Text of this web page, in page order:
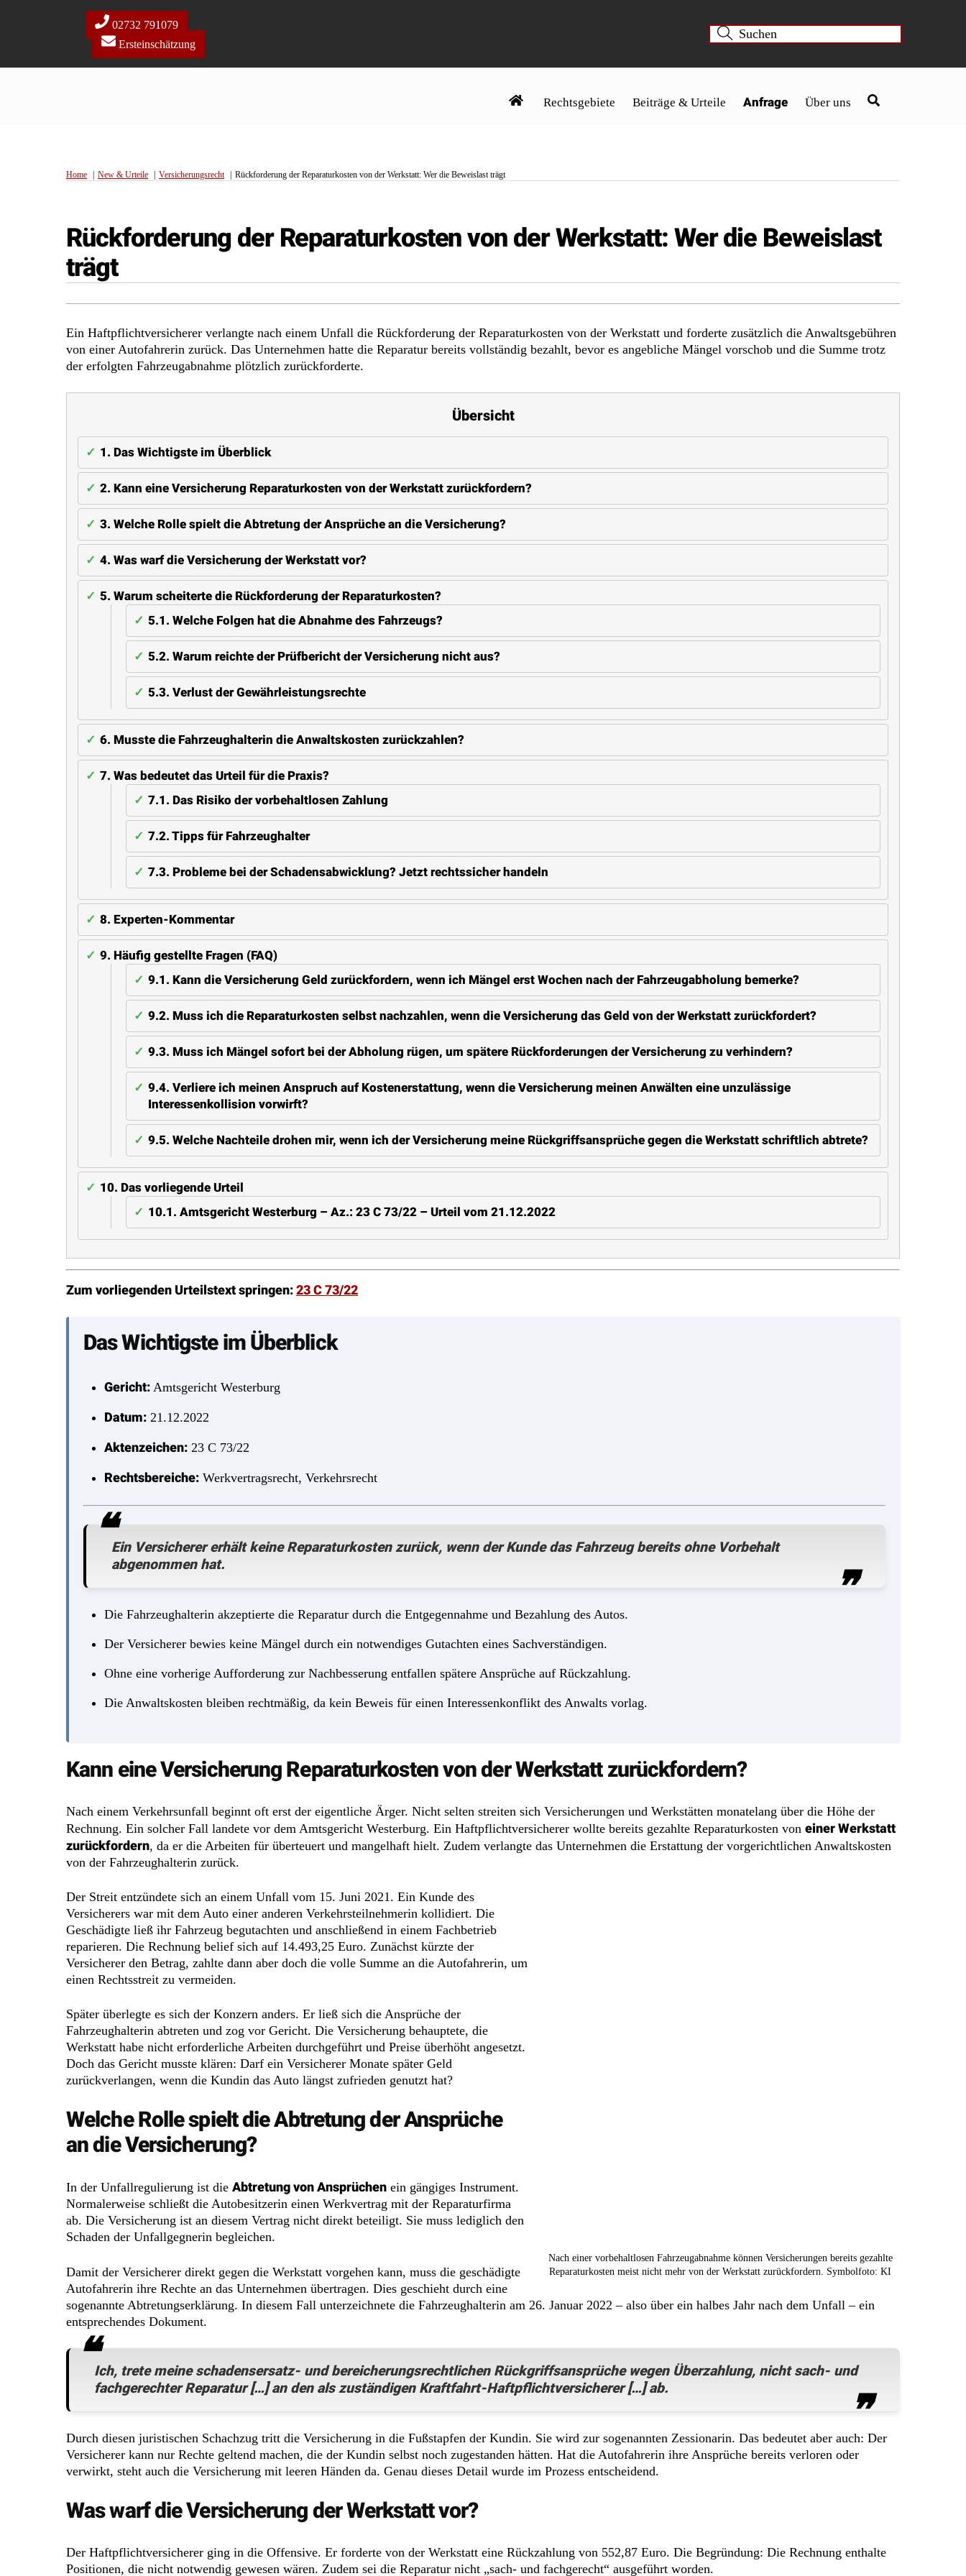
02732 791079
Ersteinschätzung
Rechtsgebiete Beiträge & Urteile Anfrage Über uns
Home New & Urteile Versicherungsrecht Rückforderung der Reparaturkosten von der Werkstatt: Wer die Beweislast trägt
Rückforderung der Reparaturkosten von der Werkstatt: Wer die Beweislast
trägt
Ein Haftpflichtversicherer verlangte nach einem Unfall die Rückforderung der Reparaturkosten von der Werkstatt und forderte zusätzlich die Anwaltsgebühren
von einer Autofahrerin zurück. Das Unternehmen hatte die Reparatur bereits vollständig bezahlt, bevor es angebliche Mängel vorschob und die Summe trotz
der erfolgten Fahrzeugabnahme plötzlich zurückforderte.
Übersicht
1. Das Wichtigste im Überblick
2. Kann eine Versicherung Reparaturkosten von der Werkstatt zurückfordern?
3. Welche Rolle spielt die Abtretung der Ansprüche an die Versicherung?
4. Was warf die Versicherung der Werkstatt vor?
5. Warum scheiterte die Rückforderung der Reparaturkosten?
5.1. Welche Folgen hat die Abnahme des Fahrzeugs?
5.2. Warum reichte der Prüfbericht der Versicherung nicht aus?
5.3. Verlust der Gewährleistungsrechte
6. Musste die Fahrzeughalterin die Anwaltskosten zurückzahlen?
7. Was bedeutet das Urteil für die Praxis?
7.1. Das Risiko der vorbehaltlosen Zahlung
7.2. Tipps für Fahrzeughalter
7.3. Probleme bei der Schadensabwicklung? Jetzt rechtssicher handeln
8. Experten-Kommentar
9. Häufig gestellte Fragen (FAQ)
9.1. Kann die Versicherung Geld zurückfordern, wenn ich Mängel erst Wochen nach der Fahrzeugabholung bemerke?
9.2. Muss ich die Reparaturkosten selbst nachzahlen, wenn die Versicherung das Geld von der Werkstatt zurückfordert?
9.3. Muss ich Mängel sofort bei der Abholung rügen, um spätere Rückforderungen der Versicherung zu verhindern?
9.4. Verliere ich meinen Anspruch auf Kostenerstattung, wenn die Versicherung meinen Anwälten eine unzulässige
Interessenkollision vorwirft?
9.5. Welche Nachteile drohen mir, wenn ich der Versicherung meine Rückgriffsansprüche gegen die Werkstatt schriftlich abtrete?
10. Das vorliegende Urteil
10.1. Amtsgericht Westerburg – Az.: 23 C 73/22 – Urteil vom 21.12.2022
Zum vorliegenden Urteilstext springen:23 C 73/22
Das Wichtigste im Überblick
Gericht:Amtsgericht Westerburg
Datum:21.12.2022
Aktenzeichen:23 C 73/22
Rechtsbereiche:Werkvertragsrecht, Verkehrsrecht
Ein Versicherer erhält keine Reparaturkosten zurück, wenn der Kunde das Fahrzeug bereits ohne Vorbehalt
abgenommen hat.
Die Fahrzeughalterin akzeptierte die Reparatur durch die Entgegennahme und Bezahlung des Autos.
Der Versicherer bewies keine Mängel durch ein notwendiges Gutachten eines Sachverständigen.
Ohne eine vorherige Aufforderung zur Nachbesserung entfallen spätere Ansprüche auf Rückzahlung.
Die Anwaltskosten bleiben rechtmäßig, da kein Beweis für einen Interessenkonflikt des Anwalts vorlag.
Kann eine Versicherung Reparaturkosten von der Werkstatt zurückfordern?
Nach einem Verkehrsunfall beginnt oft erst der eigentliche Ärger. Nicht selten streiten sich Versicherungen und Werkstätten monatelang über die Höhe der
Rechnung. Ein solcher Fall landete vor dem Amtsgericht Westerburg. Ein Haftpflichtversicherer wollte bereits gezahlte Reparaturkosten von einer Werkstatt
zurückfordern, da er die Arbeiten für überteuert und mangelhaft hielt. Zudem verlangte das Unternehmen die Erstattung der vorgerichtlichen Anwaltskosten
von der Fahrzeughalterin zurück.
Nach einer vorbehaltlosen Fahrzeugabnahme können Versicherungen bereits gezahlte
Reparaturkosten meist nicht mehr von der Werkstatt zurückfordern. Symbolfoto: KI
Der Streit entzündete sich an einem Unfall vom 15. Juni 2021. Ein Kunde des
Versicherers war mit dem Auto einer anderen Verkehrsteilnehmerin kollidiert. Die
Geschädigte ließ ihr Fahrzeug begutachten und anschließend in einem Fachbetrieb
reparieren. Die Rechnung belief sich auf 14.493,25 Euro. Zunächst kürzte der
Versicherer den Betrag, zahlte dann aber doch die volle Summe an die Autofahrerin, um
einen Rechtsstreit zu vermeiden.
Später überlegte es sich der Konzern anders. Er ließ sich die Ansprüche der
Fahrzeughalterin abtreten und zog vor Gericht. Die Versicherung behauptete, die
Werkstatt habe nicht erforderliche Arbeiten durchgeführt und Preise überhöht angesetzt.
Doch das Gericht musste klären: Darf ein Versicherer Monate später Geld
zurückverlangen, wenn die Kundin das Auto längst zufrieden genutzt hat?
Welche Rolle spielt die Abtretung der Ansprüche
an die Versicherung?
In der Unfallregulierung ist die Abtretung von Ansprüchen ein gängiges Instrument.
Normalerweise schließt die Autobesitzerin einen Werkvertrag mit der Reparaturfirma
ab. Die Versicherung ist an diesem Vertrag nicht direkt beteiligt. Sie muss lediglich den
Schaden der Unfallgegnerin begleichen.
Damit der Versicherer direkt gegen die Werkstatt vorgehen kann, muss die geschädigte
Autofahrerin ihre Rechte an das Unternehmen übertragen. Dies geschieht durch eine
sogenannte Abtretungserklärung. In diesem Fall unterzeichnete die Fahrzeughalterin am 26. Januar 2022 – also über ein halbes Jahr nach dem Unfall – ein
entsprechendes Dokument.
Ich, trete meine schadensersatz- und bereicherungsrechtlichen Rückgriffsansprüche wegen Überzahlung, nicht sach- und
fachgerechter Reparatur […] an den als zuständigen Kraftfahrt-Haftpflichtversicherer […] ab.
Durch diesen juristischen Schachzug tritt die Versicherung in die Fußstapfen der Kundin. Sie wird zur sogenannten Zessionarin. Das bedeutet aber auch: Der
Versicherer kann nur Rechte geltend machen, die der Kundin selbst noch zugestanden hätten. Hat die Autofahrerin ihre Ansprüche bereits verloren oder
verwirkt, steht auch die Versicherung mit leeren Händen da. Genau dieses Detail wurde im Prozess entscheidend.
Was warf die Versicherung der Werkstatt vor?
Der Haftpflichtversicherer ging in die Offensive. Er forderte von der Werkstatt eine Rückzahlung von 552,87 Euro. Die Begründung: Die Rechnung enthalte
Positionen, die nicht notwendig gewesen wären. Zudem sei die Reparatur nicht „sach- und fachgerecht“ ausgeführt worden.